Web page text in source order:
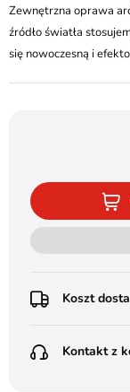
Zewnętrzna oprawa
źródło światła
się nowoczesną i
Koszt
Poczta
Kontakt z